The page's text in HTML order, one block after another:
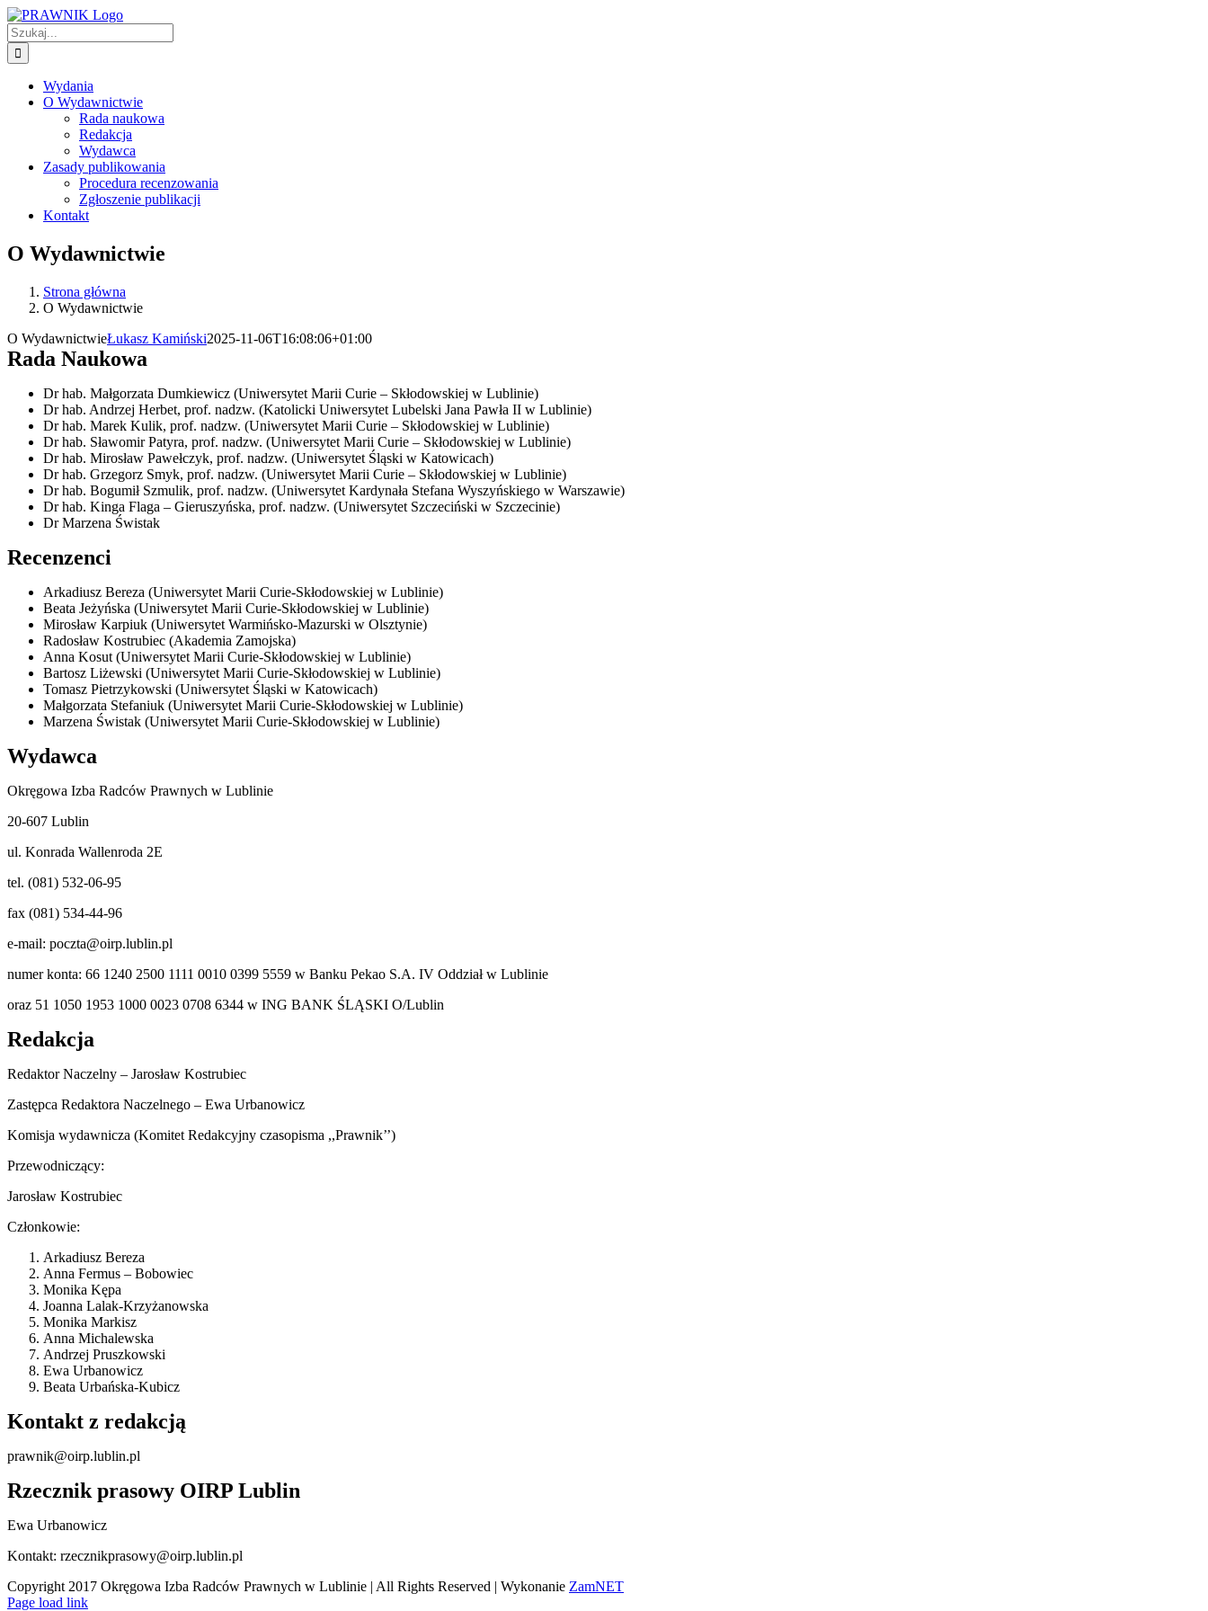
Przejdź
do
zawartości
Szukaj
Wydania
O Wydawnictwie
Rada naukowa
Redakcja
Wydawca
Zasady publikowania
Procedura recenzowania
Zgłoszenie publikacji
Kontakt
O Wydawnictwie
Strona główna
O Wydawnictwie
O WydawnictwieŁukasz Kamiński2025-11-06T16:08:06+01:00
Rada Naukowa
Dr hab. Małgorzata Dumkiewicz (Uniwersytet Marii Curie – Skłodowskiej w Lublinie)
Dr hab. Andrzej Herbet, prof. nadzw. (Katolicki Uniwersytet Lubelski Jana Pawła II w Lublinie)
Dr hab. Marek Kulik, prof. nadzw. (Uniwersytet Marii Curie – Skłodowskiej w Lublinie)
Dr hab. Sławomir Patyra, prof. nadzw. (Uniwersytet Marii Curie – Skłodowskiej w Lublinie)
Dr hab. Mirosław Pawełczyk, prof. nadzw. (Uniwersytet Śląski w Katowicach)
Dr hab. Grzegorz Smyk, prof. nadzw. (Uniwersytet Marii Curie – Skłodowskiej w Lublinie)
Dr hab. Bogumił Szmulik, prof. nadzw. (Uniwersytet Kardynała Stefana Wyszyńskiego w Warszawie)
Dr hab. Kinga Flaga – Gieruszyńska, prof. nadzw. (Uniwersytet Szczeciński w Szczecinie)
Dr Marzena Świstak
Recenzenci
Arkadiusz Bereza (Uniwersytet Marii Curie-Skłodowskiej w Lublinie)
Beata Jeżyńska (Uniwersytet Marii Curie-Skłodowskiej w Lublinie)
Mirosław Karpiuk (Uniwersytet Warmińsko-Mazurski w Olsztynie)
Radosław Kostrubiec (Akademia Zamojska)
Anna Kosut (Uniwersytet Marii Curie-Skłodowskiej w Lublinie)
Bartosz Liżewski (Uniwersytet Marii Curie-Skłodowskiej w Lublinie)
Tomasz Pietrzykowski (Uniwersytet Śląski w Katowicach)
Małgorzata Stefaniuk (Uniwersytet Marii Curie-Skłodowskiej w Lublinie)
Marzena Świstak (Uniwersytet Marii Curie-Skłodowskiej w Lublinie)
Wydawca
Okręgowa Izba Radców Prawnych w Lublinie
20-607 Lublin
ul. Konrada Wallenroda 2E
tel. (081) 532-06-95
fax (081) 534-44-96
e-mail: poczta@oirp.lublin.pl
numer konta: 66 1240 2500 1111 0010 0399 5559 w Banku Pekao S.A. IV Oddział w Lublinie
oraz 51 1050 1953 1000 0023 0708 6344 w ING BANK ŚLĄSKI O/Lublin
Redakcja
Redaktor Naczelny – Jarosław Kostrubiec
Zastępca Redaktora Naczelnego – Ewa Urbanowicz
Komisja wydawnicza (Komitet Redakcyjny czasopisma ,,Prawnik’’)
Przewodniczący:
Jarosław Kostrubiec
Członkowie:
Arkadiusz Bereza
Anna Fermus – Bobowiec
Monika Kępa
Joanna Lalak-Krzyżanowska
Monika Markisz
Anna Michalewska
Andrzej Pruszkowski
Ewa Urbanowicz
Beata Urbańska-Kubicz
Kontakt z redakcją
prawnik@oirp.lublin.pl
Rzecznik prasowy OIRP Lublin
Ewa Urbanowicz
Kontakt: rzecznikprasowy@oirp.lublin.pl
Copyright 2017 Okręgowa Izba Radców Prawnych w Lublinie | All Rights Reserved | Wykonanie ZamNET
Page load link